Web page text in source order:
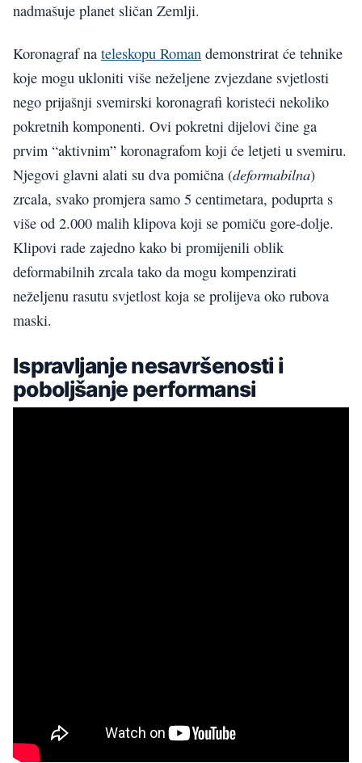
nadmašuje planet sličan Zemlji.
Koronagraf na teleskopu Roman demonstrirat će tehnike
koje mogu ukloniti više neželjene zvjezdane svjetlosti
nego prijašnji svemirski koronagrafi koristeći nekoliko
pokretnih komponenti. Ovi pokretni dijelovi čine ga
prvim “aktivnim” koronagrafom koji će letjeti u svemiru.
Njegovi glavni alati su dva pomična (deformabilna)
zrcala, svako promjera samo 5 centimetara, poduprta s
više od 2.000 malih klipova koji se pomiču gore-dolje.
Klipovi rade zajedno kako bi promijenili oblik
deformabilnih zrcala tako da mogu kompenzirati
neželjenu rasutu svjetlost koja se prolijeva oko rubova
maski.
Ispravljanje nesavršenosti i
poboljšanje performansi